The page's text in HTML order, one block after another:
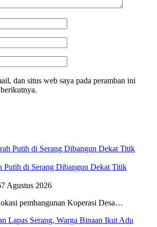
dan situs web saya pada peramban ini
Putih di Serang Dibangun Dekat Titik
7 Agustus 2026
pembangunan Koperasi Desa…